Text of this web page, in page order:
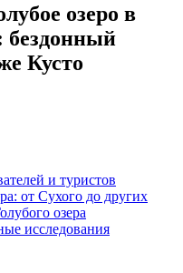
озеро в
бездонный
Кусто
и туристов
от Сухого до других
озера
исследования